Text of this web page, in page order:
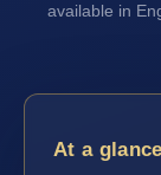
available in
At a glance